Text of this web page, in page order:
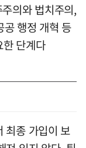
의와 법치주의,
공 행정 개혁 등
단계다
최종 가입이 보